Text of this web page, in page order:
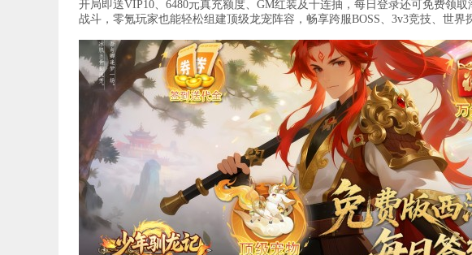
开局即送VIP10、6480元真充额度、GM红装及十连抽，每日登录还可免费领
战斗，零氪玩家也能轻松组建顶级龙宠阵容，畅享跨服BOSS、3v3竞技、世